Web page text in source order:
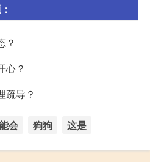
？
心？
疏导？
会 狗狗 这是